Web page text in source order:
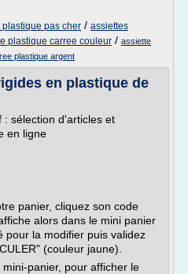
pas cher / assiettes
plastique carree couleur / assiette
plastique argent
en plastique de
: sélection d'articles et
en ligne
panier, cliquez son code
alors dans le mini panier
pour la modifier puis validez
(couleur jaune).
panier, pour afficher le